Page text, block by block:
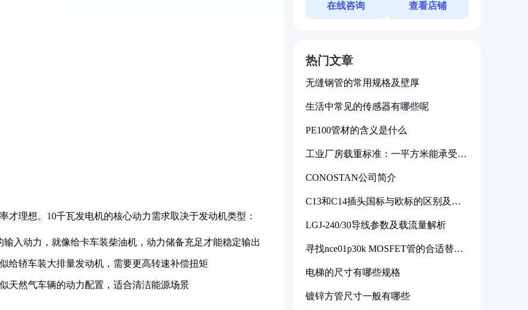
理想。10千瓦发电机的核心动力需求取决于发动机类型：
输入动力，就像给卡车装柴油机，动力储备充足才能稳定输出
给轿车装大排量发动机，需要更高转速补偿扭矩
天然气车辆的动力配置，适合清洁能源场景
在线咨询 查看店铺
热门文章
无缝钢管的常用规格及壁厚
生活中常见的传感器有哪些呢
PE100管材的含义是什么
工业厂房载重标准：一平方米能承受多
CONOSTAN公司简介
C13和C14插头国标与欧标的区别及其
LGJ-240/30导线参数及载流量解析
寻找nce01p30k MOSFET管的合适替代
电梯的尺寸有哪些规格
镀锌方管尺寸一般有哪些